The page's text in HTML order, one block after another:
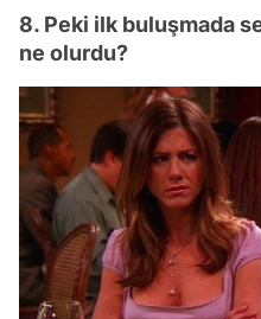
8. Peki ilk buluşmada
ne olurdu?